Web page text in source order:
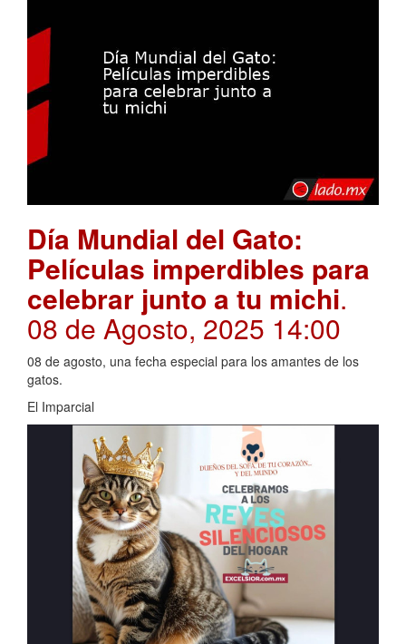
Día Mundial del Gato:
Películas imperdibles para
celebrar junto a tu michi.
08 de Agosto, 2025 14:00
08 de agosto, una fecha especial para los amantes de los
gatos.
El Imparcial